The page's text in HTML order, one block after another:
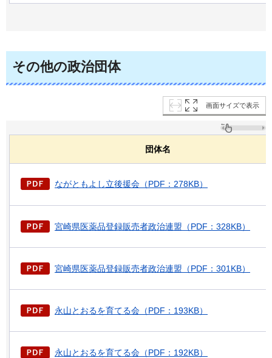
その他の政治団体
画面サイズで表示
団体名
ながともよし立後援会（PDF：278KB）
宮崎県医薬品登録販売者政治連盟（PDF：328KB）
宮崎県医薬品登録販売者政治連盟（PDF：301KB）
永山とおるを育てる会（PDF：193KB）
永山とおるを育てる会（PDF：192KB）